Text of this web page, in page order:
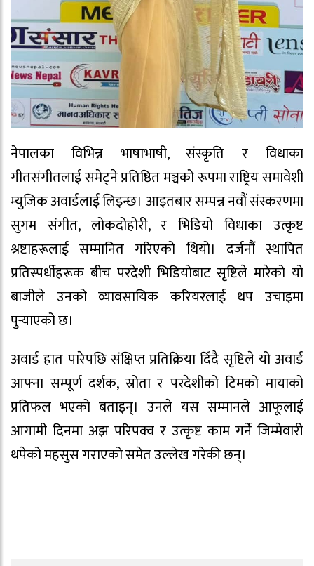
नेपालका विभिन्न भाषाभाषी, संस्कृति र विधाका
गीतसंगीतलाई समेट्ने प्रतिष्ठित मञ्चको रूपमा राष्ट्रिय समावेशी
म्युजिक अवार्डलाई लिइन्छ। आइतबार सम्पन्न नवौं संस्करणमा
सुगम संगीत, लोकदोहोरी, र भिडियो विधाका उत्कृष्ट
श्रष्टाहरूलाई सम्मानित गरिएको थियो। दर्जनौं स्थापित
प्रतिस्पर्धीहरूक बीच परदेशी भिडियोबाट सृष्टिले मारेको यो
बाजीले उनको व्यावसायिक करियरलाई थप उचाइमा
पुर्‍याएको छ।
अवार्ड हात पारेपछि संक्षिप्त प्रतिक्रिया दिँदै सृष्टिले यो अवार्ड
आफ्ना सम्पूर्ण दर्शक, स्रोता र परदेशीको टिमको मायाको
प्रतिफल भएको बताइन्। उनले यस सम्मानले आफूलाई
आगामी दिनमा अझ परिपक्व र उत्कृष्ट काम गर्ने जिम्मेवारी
थपेको महसुस गराएको समेत उल्लेख गरेकी छन्।